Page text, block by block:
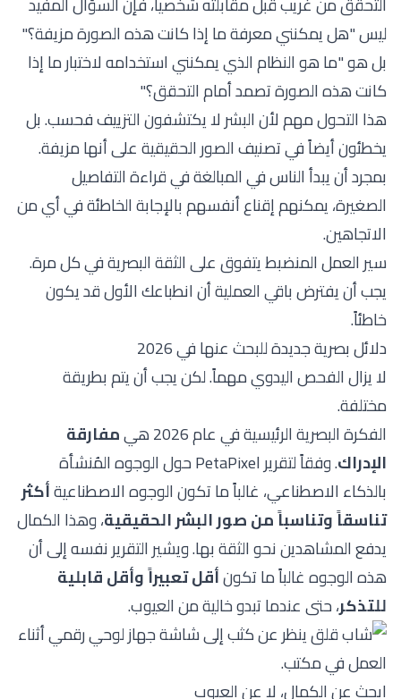
ليس "هل يمكنني معرفة ما إذا كانت هذه الصورة مزيفة؟"
بل هو "ما هو النظام الذي يمكنني استخدامه لاختبار ما إذا
كانت هذه الصورة تصمد أمام التحقق؟"
هذا التحول مهم لأن البشر لا يكتشفون التزييف فحسب. بل
يخطئون أيضاً في تصنيف الصور الحقيقية على أنها مزيفة.
بمجرد أن يبدأ الناس في المبالغة في قراءة التفاصيل
الصغيرة، يمكنهم إقناع أنفسهم بالإجابة الخاطئة في أي من
الاتجاهين.
سير العمل المنضبط يتفوق على الثقة البصرية في كل مرة.
يجب أن يفترض باقي العملية أن انطباعك الأول قد يكون
خاطئاً.
دلائل بصرية جديدة للبحث عنها في 2026
لا يزال الفحص اليدوي مهماً. لكن يجب أن يتم بطريقة
مختلفة.
الفكرة البصرية الرئيسية في عام 2026 هي
مفارقة
الإدراك. وفقاً
لتقرير PetaPixel حول الوجوه المُنشأة
بالذكاء الاصطناعي، غالباً ما تكون الوجوه الاصطناعيةأكثر
تناسقاً وتناسباً من صور البشر الحقيقية، وهذا الكمال
يدفع المشاهدين نحو الثقة بها. ويشير التقرير نفسه إلى أن
هذه الوجوه غالباً ما تكونأقل تعبيراً وأقل قابلية
للتذكر، حتى عندما تبدو خالية من العيوب.
ابحث عن الكمال، لا عن العيوب